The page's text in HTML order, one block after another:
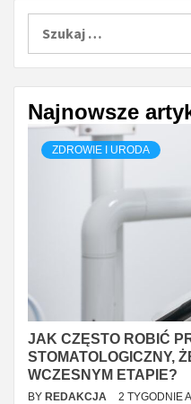
Najnowsze
ZDROWIE I URODA
JAK CZĘSTO ROBIĆ
STOMATOLOGICZNY,
WCZESNYM ETAPIE?
BY REDAKCJA 2 TYGODNIE